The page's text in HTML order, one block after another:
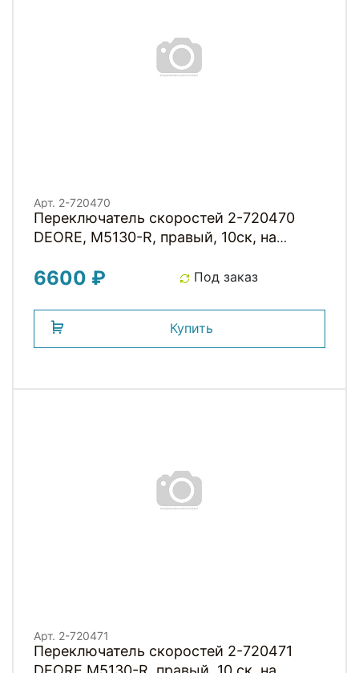
Арт. 2-720470
Переключатель скоростей 2-720470
DEORE, M5130-R, правый, 10ск, на
ISLM5130RA1P Япония SHIMANO
6600 ₽ Под заказ
Купить
Арт. 2-720471
Переключатель скоростей 2-720471